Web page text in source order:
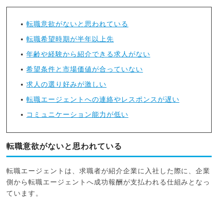
転職意欲がないと思われている
転職希望時期が半年以上先
年齢や経験から紹介できる求人がない
希望条件と市場価値が合っていない
求人の選り好みが激しい
転職エージェントへの連絡やレスポンスが遅い
コミュニケーション能力が低い
転職意欲がないと思われている
転職エージェントは、求職者が紹介企業に入社した際に、企業
側から転職エージェントへ成功報酬が支払われる仕組みとなっ
ています。